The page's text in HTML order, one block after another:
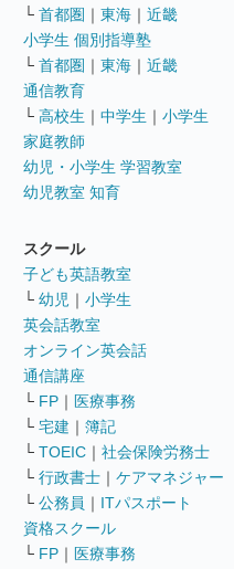
└ 首都圏 ｜ 東海 ｜ 近畿
小学生 個別指導塾
└ 首都圏 ｜ 東海 ｜ 近畿
通信教育
└ 高校生 ｜ 中学生 ｜ 小学生
家庭教師
幼児・小学生 学習教室
幼児教室 知育
スクール
子ども英語教室
└ 幼児 ｜ 小学生
英会話教室
オンライン英会話
通信講座
└ FP ｜ 医療事務
└ 宅建 ｜ 簿記
└ TOEIC ｜ 社会保険労務士
└ 行政書士 ｜ ケアマネジャー
└ 公務員 ｜ ITパスポート
資格スクール
└ FP ｜ 医療事務